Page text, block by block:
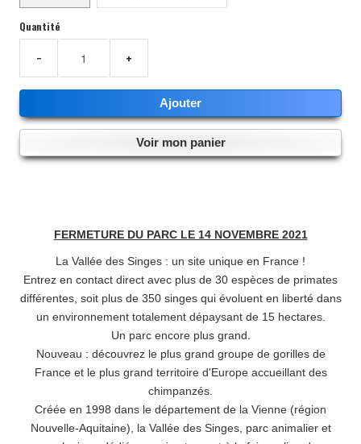
LES MEMBRES / LES PERMANENCES
PARTENAIRES 2026
Quantité
− +
Ajouter
Voir mon panier
FERMETURE DU PARC LE 14 NOVEMBRE 2021
La Vallée des Singes : un site unique en France !
Entrez en contact direct avec plus de 30 espèces de primates
différentes, soit plus de 350 singes qui évoluent en liberté dans
un environnement totalement dépaysant de 15 hectares.
Un parc encore plus grand.
Nouveau : découvrez le plus grand groupe de gorilles de
France et le plus grand territoire d'Europe accueillant des
chimpanzés.
Créée en 1998 dans le département de la Vienne (région
Nouvelle-Aquitaine), la Vallée des Singes, parc animalier et